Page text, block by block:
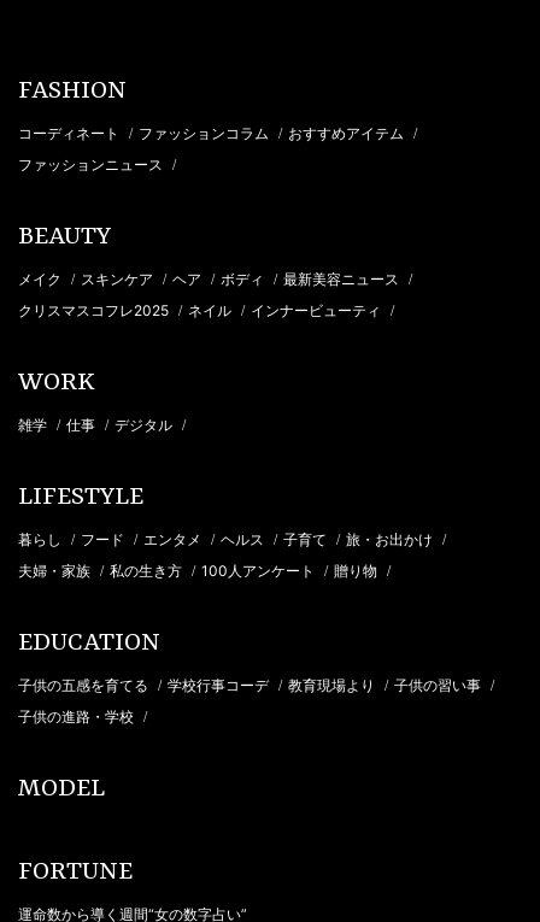
FASHION
コーディネート / ファッションコラム / おすすめアイテム /
ファッションニュース /
BEAUTY
メイク / スキンケア / ヘア / ボディ / 最新美容ニュース /
クリスマスコフレ2025 / ネイル / インナービューティ /
WORK
雑学 / 仕事 / デジタル /
LIFESTYLE
暮らし / フード / エンタメ / ヘルス / 子育て / 旅・お出かけ /
夫婦・家族 / 私の生き方 / 100人アンケート / 贈り物 /
EDUCATION
子供の五感を育てる / 学校行事コーデ / 教育現場より / 子供の習い事 /
子供の進路・学校 /
MODEL
FORTUNE
運命数から導く週間“女の数字占い”